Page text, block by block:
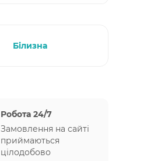
Білизна
Робота 24/7
Замовлення на сайті
приймаються
цілодобово